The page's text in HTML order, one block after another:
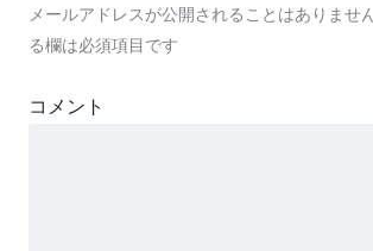
メールアドレスが公開されることはありません
る欄は必須項目です
コメント